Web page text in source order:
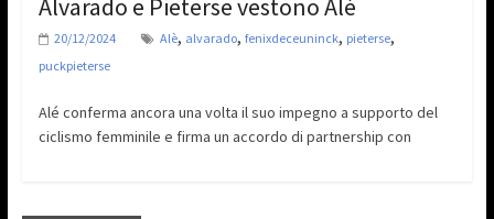
Alvarado e Pieterse vestono Alé
20/12/2024 Alè, alvarado, fenixdeceuninck, pieterse,
puckpieterse
Alé conferma ancora una volta il suo impegno a supporto del
ciclismo femminile e firma un accordo di partnership con